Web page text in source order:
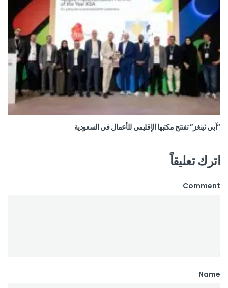
“آبي ثينغز” تفتتح مكتبها الإقليمي للأعمال في السعودية
اترك تعليقاً
Comment
Name